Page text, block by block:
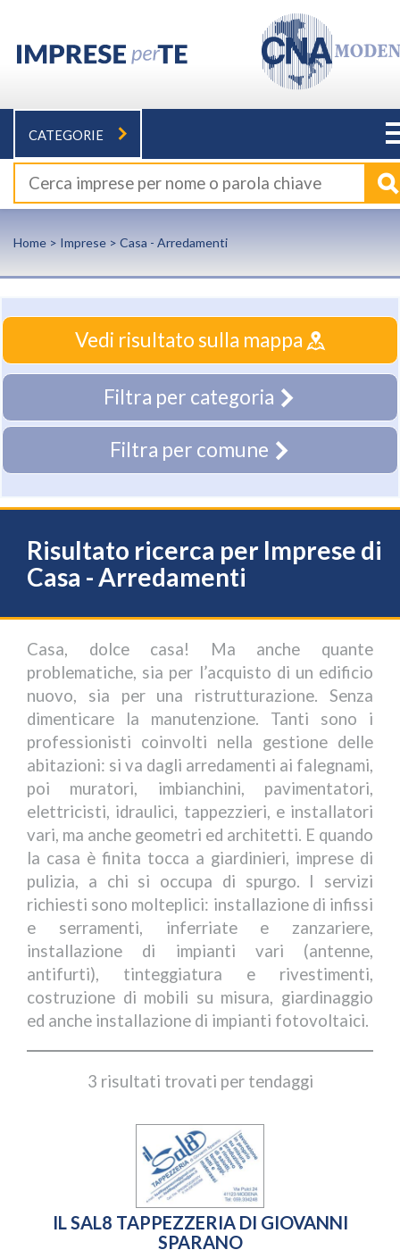
CATEGORIE
Home > Imprese > Casa - Arredamenti
Vedi risultato sulla mappa
Filtra per categoria
Filtra per comune
Risultato ricerca per Imprese di
Casa - Arredamenti
Casa, dolce casa! Ma anche quante
problematiche, sia per l’acquisto di un edificio
nuovo, sia per una ristrutturazione. Senza
dimenticare la manutenzione. Tanti sono i
professionisti coinvolti nella gestione delle
abitazioni: si va dagli arredamenti ai falegnami,
poi muratori, imbianchini, pavimentatori,
elettricisti, idraulici, tappezzieri, e installatori
vari, ma anche geometri ed architetti. E quando
la casa è finita tocca a giardinieri, imprese di
pulizia, a chi si occupa di spurgo. I servizi
richiesti sono molteplici: installazione di infissi
e serramenti, inferriate e zanzariere,
installazione di impianti vari (antenne,
antifurti), tinteggiatura e rivestimenti,
costruzione di mobili su misura, giardinaggio
ed anche installazione di impianti fotovoltaici.
3 risultati trovati per tendaggi
IL SAL8 TAPPEZZERIA DI GIOVANNI
SPARANO